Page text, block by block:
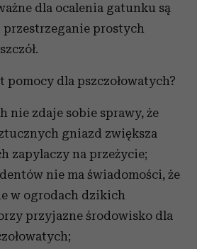
dla ocalenia gatunku są
przestrzeganie prostych
pomocy dla pszczołowatych?
nie zdaje sobie sprawy, że
gniazd zwiększa
zapylaczy na przeżycie;
nie ma świadomości, że
w ogrodach dzikich
przyjazne środowisko dla